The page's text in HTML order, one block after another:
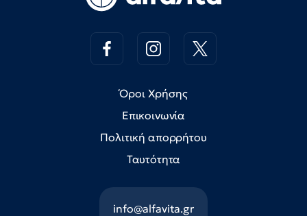
Όροι Χρήσης
Επικοινωνία
Πολιτική απορρήτου
Ταυτότητα
info@alfavita.gr